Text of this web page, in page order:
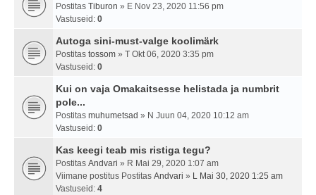
Postitas Tiburon » E Nov 23, 2020 11:56 pm
Vastuseid: 0
Autoga sini-must-valge koolimärk
Postitas tossom » T Okt 06, 2020 3:35 pm
Vastuseid: 0
Kui on vaja Omakaitsesse helistada ja numbrit
pole...
Postitas muhumetsad » N Juun 04, 2020 10:12 am
Vastuseid: 0
Kas keegi teab mis ristiga tegu?
Postitas Andvari » R Mai 29, 2020 1:07 am
Viimane postitus Postitas Andvari » L Mai 30, 2020 1:25 am
Vastuseid: 4